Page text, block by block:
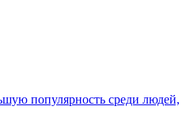
популярность среди людей,